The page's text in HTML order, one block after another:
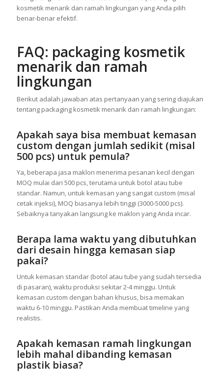
kosmetik menarik dan ramah lingkungan yang Anda pilih
benar-benar efektif.
FAQ: packaging kosmetik
menarik dan ramah
lingkungan
Berikut adalah jawaban atas pertanyaan yang sering diajukan
tentang packaging kosmetik menarik dan ramah lingkungan:
Apakah saya bisa membuat kemasan
custom dengan jumlah sedikit (misal
500 pcs) untuk pemula?
Ya, beberapa jasa maklon menerima pesanan kecil dengan
MOQ mulai dari 500 pcs, terutama untuk botol atau tube
standar. Namun, untuk kemasan yang sangat custom (misal
cetak injeksi), MOQ biasanya lebih tinggi (3000-5000 pcs).
Sebaiknya tanyakan langsung ke maklon yang Anda incar.
Berapa lama waktu yang dibutuhkan
dari desain hingga kemasan siap
pakai?
Untuk kemasan standar (botol atau tube yang sudah tersedia
di pasaran), waktu produksi sekitar 2-4 minggu. Untuk
kemasan custom dengan bahan khusus, bisa memakan
waktu 6-10 minggu. Pastikan Anda membuat timeline yang
realistis.
Apakah kemasan ramah lingkungan
lebih mahal dibanding kemasan
plastik biasa?